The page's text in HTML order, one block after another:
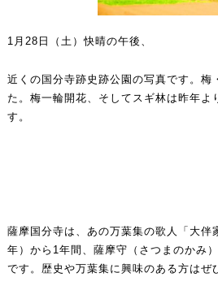
1月28日（土）快晴の午後、
近くの国分寺跡史跡公園の写真です。梅
た。梅一輪開花、そしてスギ林は昨年よ
す。
薩摩国分寺は、あの万葉集の歌人「大伴
年）から1年間、薩摩守（さつまのかみ
です。歴史や万葉集に興味のある方はぜ